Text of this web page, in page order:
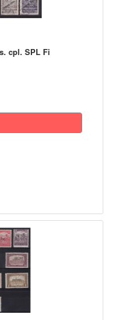
cpl. SPL Fi